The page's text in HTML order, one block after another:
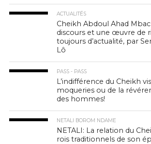
ACTUALITÉS
Cheikh Abdoul Ahad
discours et une œuvre de
toujours d’actualité, par
Lô
PASS - PASS
L’indifférence du Cheikh
moqueries ou de la
des hommes!
NETALI BOROM NDAME
NETALI: La relation du
rois traditionnels de son